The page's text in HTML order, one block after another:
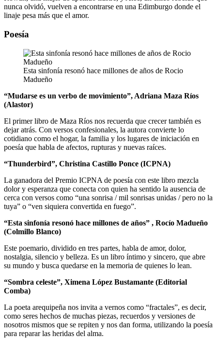
nunca olvidó, vuelven a encontrarse en una Edimburgo donde el
linaje pesa más que el amor.
Poesía
Esta sinfonía resonó hace millones de años de Rocio
Madueño
“Mudarse es un verbo de movimiento”, Adriana Maza Ríos
(Alastor)
El primer libro de Maza Ríos nos recuerda que crecer también es
dejar atrás. Con versos confesionales, la autora convierte lo
cotidiano como el hogar, la familia y los lugares de iniciación en
poesía que habla de afectos, rupturas y nuevas raíces.
“Thunderbird”, Christina Castillo Ponce (ICPNA)
La ganadora del Premio ICPNA de poesía con este libro mezcla
dolor y esperanza que conecta con quien ha sentido la ausencia de
cerca con versos como “una sonrisa / mil sonrisas unidas / pero no la
tuya” o “ven siquiera convertida en fuego”.
“Esta sinfonía resonó hace millones de años” , Rocío Madueño
(Colmillo Blanco)
Este poemario, dividido en tres partes, habla de amor, dolor,
nostalgia, silencio y belleza. Es un libro íntimo y sincero, que abre
su mundo y busca quedarse en la memoria de quienes lo lean.
“Sombra celeste”, Ximena López Bustamante (Editorial
Comba)
La poeta arequipeña nos invita a vernos como “fractales”, es decir,
como seres hechos de muchas piezas, recuerdos y versiones de
nosotros mismos que se repiten y nos dan forma, utilizando la poesía
para reparar las heridas del alma.